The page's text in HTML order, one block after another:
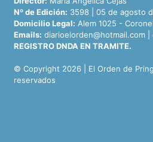
Nº de Edición: 3598 | 05 de agosto
Domicilio Legal: Alem 1025 -
Emails: diarioelorden@hotmail.com
REGISTRO DNDA EN TRAMITE.
© Copyright 2026 | El Orden de
reservados